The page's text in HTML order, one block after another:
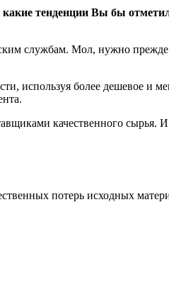
тенденции Вы бы
службам. Мол, нужно
используя более дешевое и
качественного сырья.
потерь исходных